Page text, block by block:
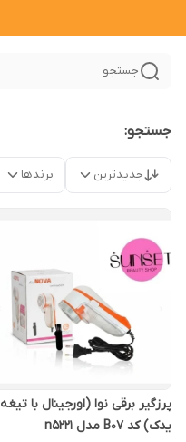
جستجو
جستجو:
جدیدترین برندها
پرزگیر برقی نوا (اورجینال با تیغه
یدک) کد B07 مدل n5221